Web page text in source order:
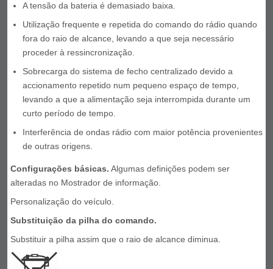
A tensão da bateria é demasiado baixa.
Utilização frequente e repetida do comando do rádio quando
fora do raio de alcance, levando a que seja necessário
proceder à ressincronização.
Sobrecarga do sistema de fecho centralizado devido a
accionamento repetido num pequeno espaço de tempo,
levando a que a alimentação seja interrompida durante um
curto período de tempo.
Interferência de ondas rádio com maior potência provenientes
de outras origens.
Configurações básicas. Algumas definições podem ser
alteradas no Mostrador de informação.
Personalização do veículo.
Substituição da pilha do comando.
Substituir a pilha assim que o raio de alcance diminua.